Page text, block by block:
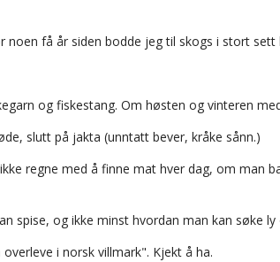
noen få år siden bodde jeg til skogs i stort sett
og fiskestang. Om høsten og vinteren
slutt på jakta (unntatt bever, kråke sånn.)
regne med å finne mat hver dag, om man
spise, og ikke minst hvordan man kan søke ly
i norsk villmark". Kjekt å ha.